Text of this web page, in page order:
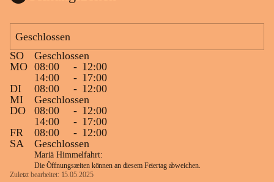
Geschlossen
SO
Geschlossen
MO 08:00 - 12:00
14:00
- 17:00
DI
08:00 - 12:00
MI
Geschlossen
DO
08:00 - 12:00
14:00
- 17:00
FR
08:00 - 12:00
SA
Geschlossen
Mariä Himmelfahrt:
Die Öffnungszeiten können an diesem Feiertag abweichen.
Zuletzt bearbeitet: 15.05.2025